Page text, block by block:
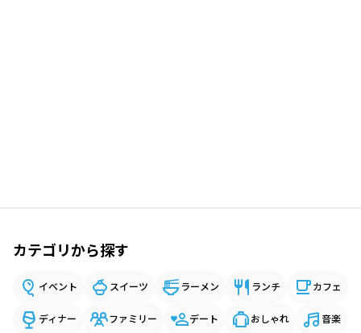
カテゴリから探す
イベント スイーツ ラーメン ランチ カフェ
ディナー ファミリー デート おしゃれ 音楽